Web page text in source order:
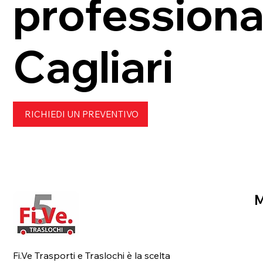
Cagliari
RICHIEDI UN PREVENTIVO
Fi.Ve Trasporti e Traslochi è la scelta